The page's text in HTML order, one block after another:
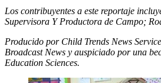
Los contribuyentes a este reportaje
Supervisora Y Productora de Campo;
Producido por Child Trends News
Broadcast News y auspiciado por una
Education Sciences.